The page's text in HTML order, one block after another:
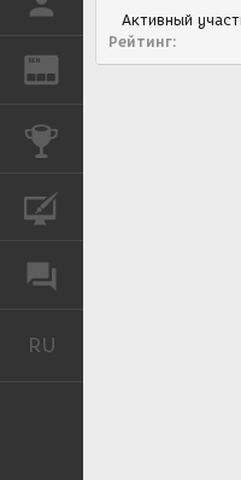
REN ЖУРНАЛ
RU
Активный
Рейтинг